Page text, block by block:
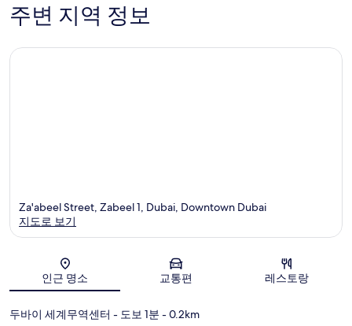
주변 지역 정보
지도
Za'abeel Street, Zabeel 1, Dubai, Downtown Dubai
지도로 보기
인근 명소 교통편 레스토랑
두바이 세계무역센터 - 도보 1분 - 0.2km